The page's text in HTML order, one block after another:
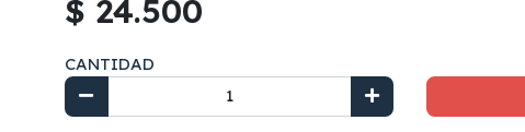
$ 24.500
CANTIDAD